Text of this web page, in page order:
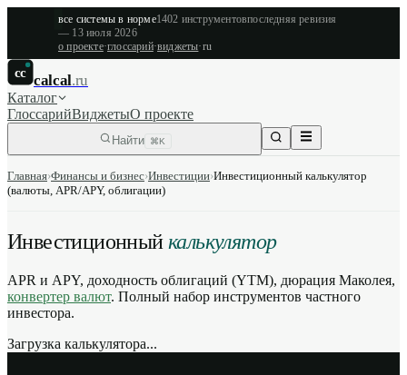
все системы в норме1402 инструментовпоследняя ревизия
— 13 июля 2026
о проекте·глоссарий·виджеты·ru
cc calcal.ru
Каталог
ГлоссарийВиджетыО проекте
Найти ⌘K
Главная›Финансы и бизнес›Инвестиции›Инвестиционный калькулятор
(валюты, APR/APY, облигации)
Инвестиционный калькулятор
APR и APY, доходность облигаций (YTM), дюрация Маколея,
конвертер валют. Полный набор инструментов частного
инвестора.
Загрузка калькулятора...